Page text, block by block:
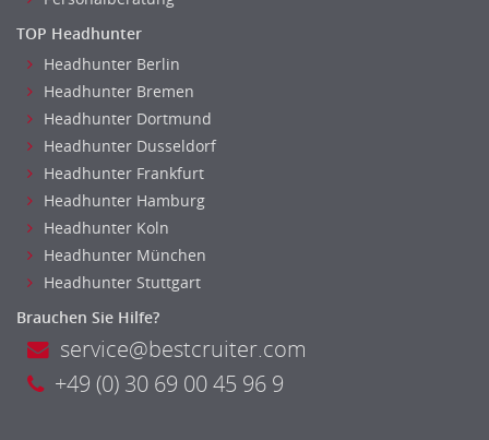
Medizintechnik
Optiker, Akustiker
Brandschutz
Prozessmanagement
Qualitätsmanagement
Technische Dokumentation
Technischer Systemplaner, Bauzeichner
Veranstaltungstechnik
Verfahrenstechnik
Vertriebsingenieur
Wirtschaftsingenieur
Technisches Gebäudemanagement (TGM)
Anwendungsadministration
TOP Headhunter
Headhunter Berlin
Headhunter Bremen
Headhunter Dortmund
Headhunter Dusseldorf
Headhunter Frankfurt
Headhunter Hamburg
Headhunter Koln
Headhunter München
Headhunter Stuttgart
Brauchen Sie Hilfe?
service@bestcruiter.com
+49 (0) 30 69 00 45 96 9